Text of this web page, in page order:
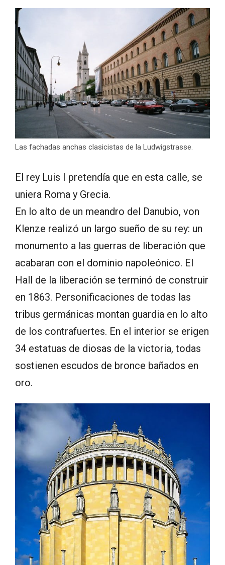
Las fachadas anchas clasicistas de la Ludwigstrasse.
El rey Luis I pretendía que en esta calle, se
uniera Roma y Grecia.
En lo alto de un meandro del Danubio, von
Klenze realizó un largo sueño de su rey: un
monumento a las guerras de liberación que
acabaran con el dominio napoleónico. El
Hall de la liberación se terminó de construir
en 1863. Personificaciones de todas las
tribus germánicas montan guardia en lo alto
de los contrafuertes. En el interior se erigen
34 estatuas de diosas de la victoria, todas
sostienen escudos de bronce bañados en
oro.